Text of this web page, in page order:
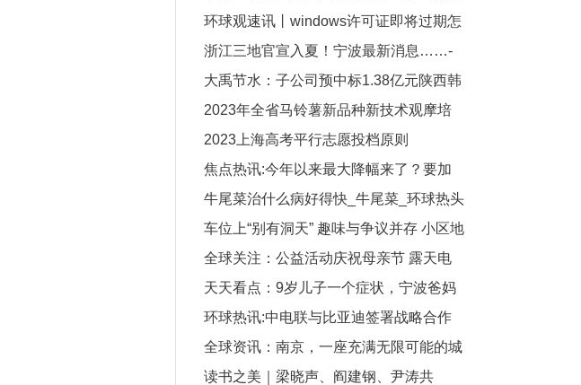
试验任务_全球热闻
环球观速讯丨windows许可证即将过期怎
么办_windows怎么激活
浙江三地官宣入夏！宁波最新消息……-
观天下
大禹节水：子公司预中标1.38亿元陕西韩
城禹门口抽黄改造工程泥沙处理站项目
视焦点讯
2023年全省马铃薯新品种新技术观摩培
训会召开_全球今日讯
2023上海高考平行志愿投档原则
焦点热讯:今年以来最大降幅来了？要加
油不妨再等三天
牛尾菜治什么病好得快_牛尾菜_环球热头
条
车位上“别有洞天” 趣味与争议并存 小区地
库车位涂鸦悄然成为新风潮_环球观点
全球关注：公益活动庆祝母亲节 露天电
影、帐篷故事会开启“新苏式生活”
天天看点：9岁儿子一个症状，宁波爸妈
带到医院检查后傻眼：我们不能接受！医
生：很多人有误区……
环球热讯:中电联与比亚迪签署战略合作
协议
全球资讯：南京，一座充满无限可能的城
市！
读书之美｜梁晓声、阎建钢、尹涛共